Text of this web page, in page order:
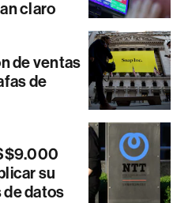
claro
de ventas
de
su
datos